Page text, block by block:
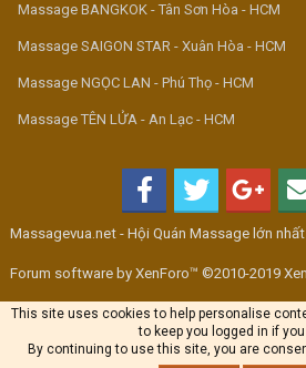
Massage BANGKOK - Tân Sơn Hòa - HCM
Massage SAIGON STAR - Xuân Hòa - HCM
Massage NGỌC LAN - Phú Thọ - HCM
Massage TÊN LỬA - An Lạc - HCM
Massagevua.net - Hội Quán Massage lớn
Forum software by XenForo™ ©2010-2019
This site uses cookies to help personalise
to keep you logged in if
By continuing to use this site, you are